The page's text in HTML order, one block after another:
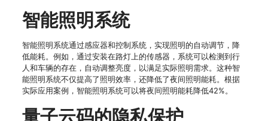
智能照明系统
智能照明系统通过感应器和控制系统，实现照明的自动调节，降
低能耗。例如，通过安装在路灯上的传感器，系统可以检测到行
人和车辆的存在，自动调整亮度，以满足实际照明需求。这种智
能照明系统不仅提高了照明效率，还降低了夜间照明能耗。根据
实际应用案例，智能照明系统可以将夜间照明能耗降低42%。
量子云码的隐私保护